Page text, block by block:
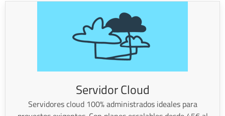
Servidor Cloud
Servidores cloud 100% administrados ideales para